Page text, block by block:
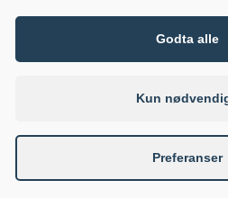
Godta alle
Kun
Preferanser